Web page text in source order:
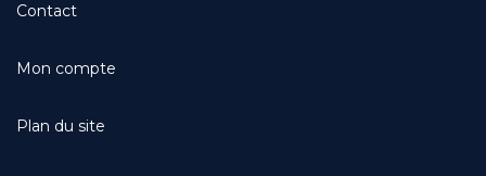
Contact
Mon compte
Plan du site